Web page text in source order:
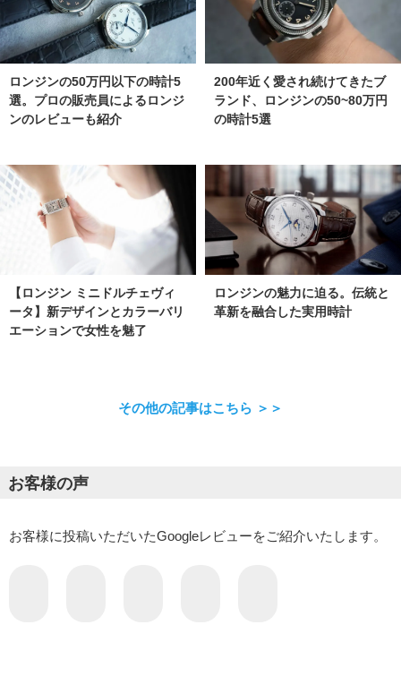
ロンジンの50万円以下の時計5
選。プロの販売員によるロンジ
ンのレビューも紹介
200年近く愛され続けてきたブ
ランド、ロンジンの50~80万円
の時計5選
【ロンジン ミニドルチェヴィ
ータ】新デザインとカラーバリ
エーションで女性を魅了
ロンジンの魅力に迫る。伝統と
革新を融合した実用時計
その他の記事はこちら ＞＞
お客様の声
お客様に投稿いただいたGoogleレビューをご紹介いたします。